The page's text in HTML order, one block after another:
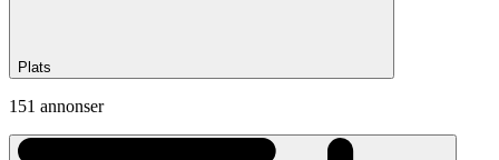
Plats
151 annonser